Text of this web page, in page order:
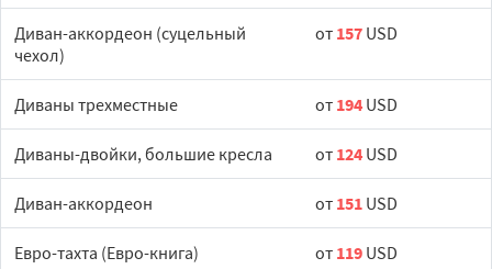
Диван-аккордеон (суцельный
чехол)
от 157 USD
Диваны трехместные от 194 USD
Диваны-двойки, большие кресла от 124 USD
Диван-аккордеон от 151 USD
Евро-тахта (Евро-книга) от 119 USD